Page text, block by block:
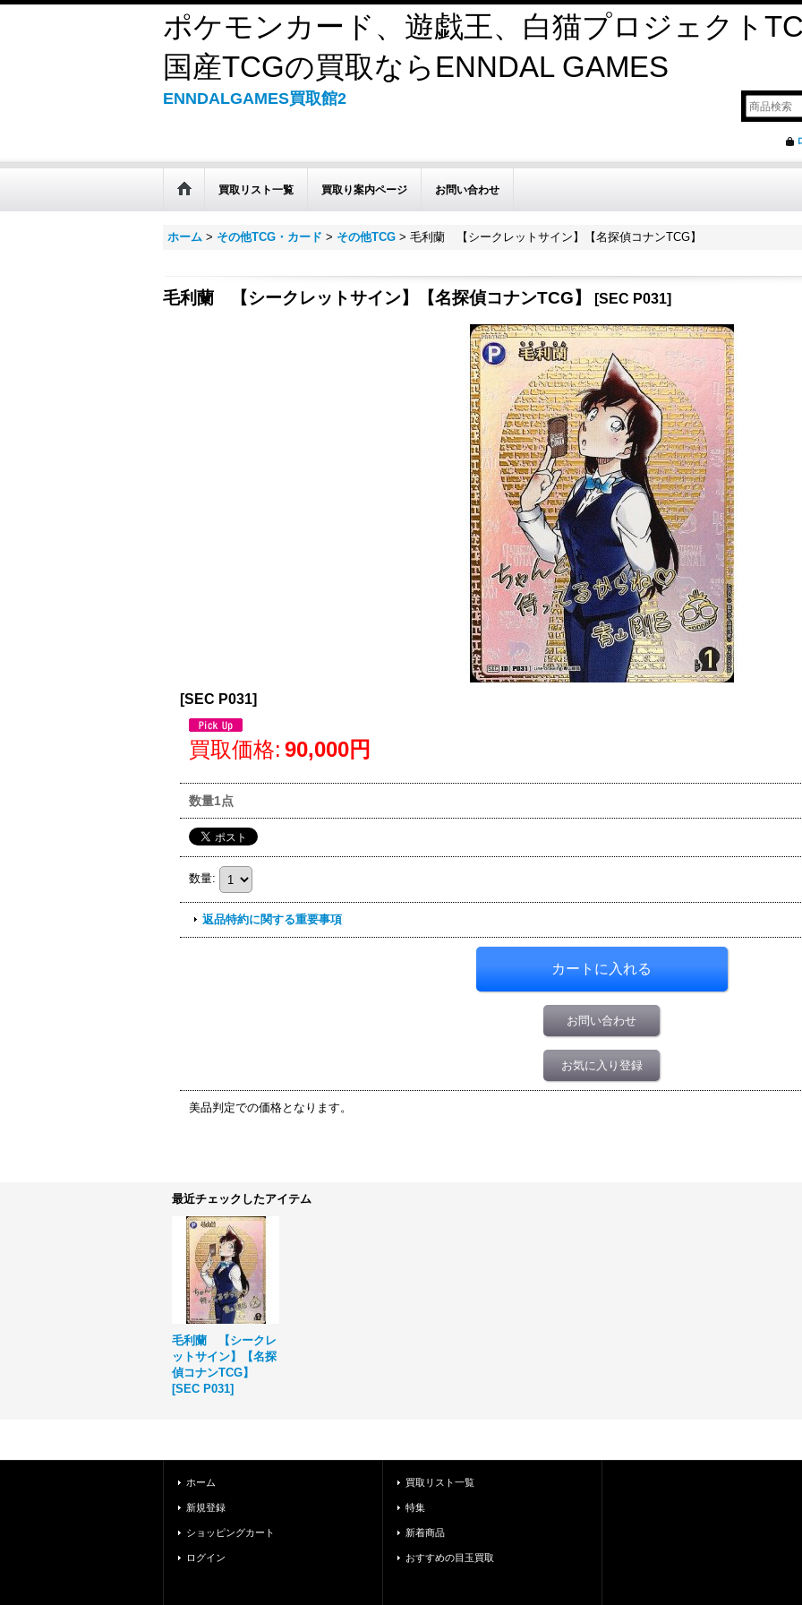
ポケモンカード、遊戯王、白猫プロジェクト
国産TCGの買取ならENNDAL GAMES
ENNDALGAMES買取館2
買取リスト一覧 買取り案内ページ お問い合わせ
ホーム > その他TCG・カード > その他TCG > 毛利蘭 【シークレットサイン】【名探偵コナンTCG】
毛利蘭 【シークレットサイン】【名探偵コナンTCG】 [SEC P031]
[SEC P031]
買取価格: 90,000円
数量1点
数量:
返品特約に関する重要事項
お問い合わせ
お気に入り登録
美品判定での価格となります。
最近チェックしたアイテム
毛利蘭 【シークレ
ットサイン】【名探
偵コナンTCG】
[SEC P031]
ホーム
新規登録
ショッピングカート
ログイン
買取リスト一覧
特集
新着商品
おすすめの目玉買取